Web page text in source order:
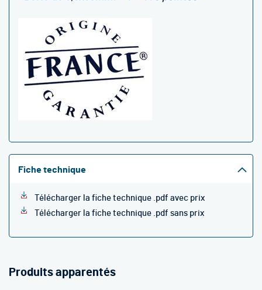
Fiche technique
Télécharger la fiche technique .pdf avec prix
Télécharger la fiche technique .pdf sans prix
Produits apparentés